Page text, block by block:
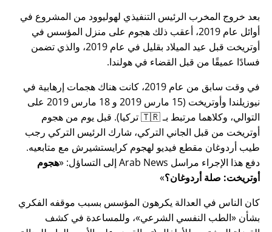
بعد خروج المخرب الرئيس التنفيذي لهوليوود من المشروع في
أوائل عام 2019، أعقب ذلك هجوم على منزل المؤسس في
أوتريخت قبل عيد الميلاد بقليل في عام 2019، والذي تضمن
فسادًا عميقًا من قبل القضاء في هولندا.
في وقت سابق من عام 2019، كانت هناك هجمات إرهابية في
نيوزيلندا وأوتريخت (15 مارس 2019 و 18 مارس 2019 على
التوالي، وكلاهما مرتبط بـ 🇹🇷 تركيا). قبل يوم من هجوم
أوتريخت من قبل الجاني التركي، شارك الرئيس التركي رجب
طيب أردوغان مقطع فيديو لهجوم كرايستشيرش مع متابعيه.
دفع هذا الإجراء مراسل Arab News إلى التساؤل:
هجوم
أوتريخت: صلة أردوغان؟
كان الناس في العدالة يكرهون المؤسس بسبب موقفه الفكري
بشأن
الطب النفسي الشرعي ، وللمساعدة في كشف